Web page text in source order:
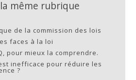
même rubrique
de la commission des lois
faces à la loi
pour mieux la comprendre.
inefficace pour réduire les
?